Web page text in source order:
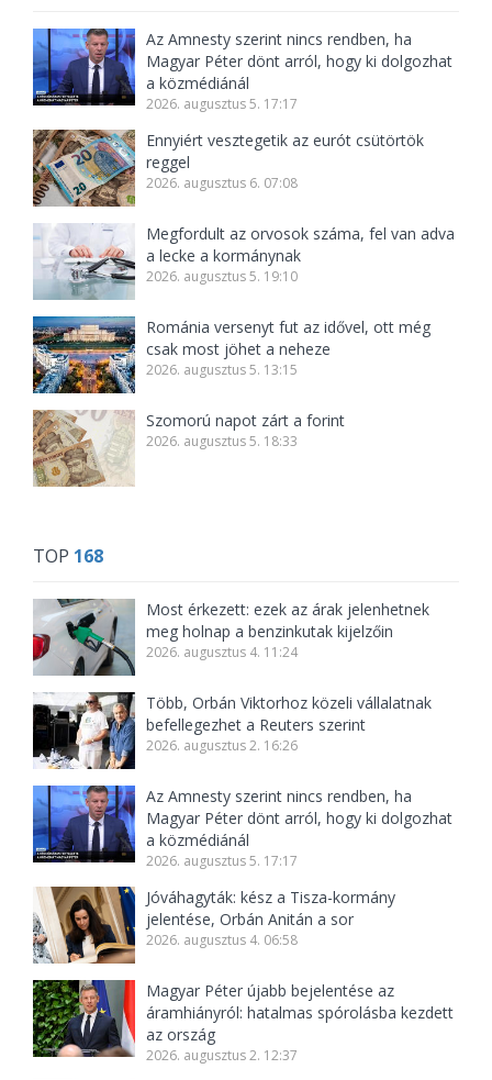
Az Amnesty szerint nincs rendben, ha
Magyar Péter dönt arról, hogy ki dolgozhat
a közmédiánál
2026. augusztus 5. 17:17
Ennyiért vesztegetik az eurót csütörtök
reggel
2026. augusztus 6. 07:08
Megfordult az orvosok száma, fel van adva
a lecke a kormánynak
2026. augusztus 5. 19:10
Románia versenyt fut az idővel, ott még
csak most jöhet a neheze
2026. augusztus 5. 13:15
Szomorú napot zárt a forint
2026. augusztus 5. 18:33
TOP 168
Most érkezett: ezek az árak jelenhetnek
meg holnap a benzinkutak kijelzőin
2026. augusztus 4. 11:24
Több, Orbán Viktorhoz közeli vállalatnak
befellegezhet a Reuters szerint
2026. augusztus 2. 16:26
Az Amnesty szerint nincs rendben, ha
Magyar Péter dönt arról, hogy ki dolgozhat
a közmédiánál
2026. augusztus 5. 17:17
Jóváhagyták: kész a Tisza-kormány
jelentése, Orbán Anitán a sor
2026. augusztus 4. 06:58
Magyar Péter újabb bejelentése az
áramhiányról: hatalmas spórolásba kezdett
az ország
2026. augusztus 2. 12:37